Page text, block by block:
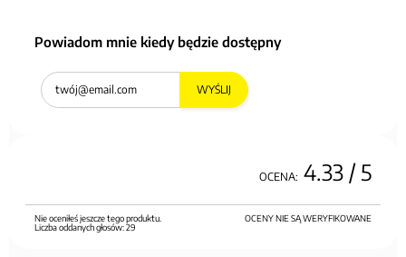
Powiadom mnie kiedy będzie dostępny
WYŚLIJ
OCENA: 4.33 / 5
OCENY NIE SĄ WERYFIKOWANE
Nie oceniłeś jeszcze tego produktu.
Liczba oddanych głosów:29